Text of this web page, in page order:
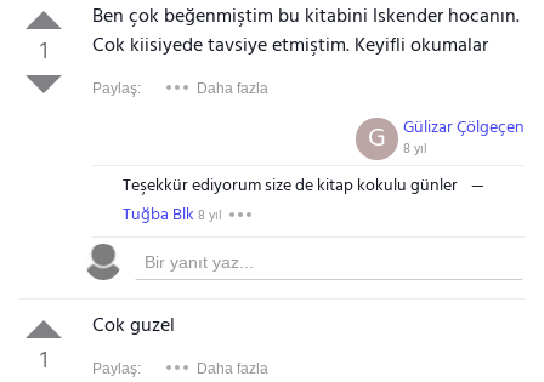
1
Ben çok beğenmiştim bu kitabini Iskender hocanın.
Cok kiisiyede tavsiye etmiştim. Keyifli okumalar
Paylaş: Daha fazla
Gülizar Çölgeçen
8 yıl
G
Teşekkür ediyorum size de kitap kokulu günler
Tuğba Blk 8 yıl
1
Cok guzel
Paylaş: Daha fazla